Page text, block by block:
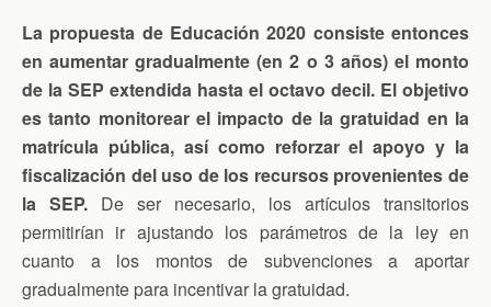
La propuesta de Educación 2020 consiste entonces
en aumentar gradualmente (en 2 o 3 años) el monto
de la SEP extendida hasta el octavo decil. El objetivo
es tanto monitorear el impacto de la gratuidad en la
matrícula pública, así como reforzar el apoyo y la
fiscalización del uso de los recursos provenientes de
la SEP. De ser necesario, los artículos transitorios
permitirían ir ajustando los parámetros de la ley en
cuanto a los montos de subvenciones a aportar
gradualmente para incentivar la gratuidad.